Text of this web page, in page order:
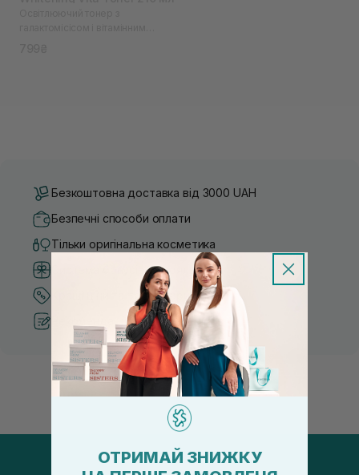
Безкоштовна доставка від 3000 UAH
Безпечні способи оплати
Тільки оригінальна косметика
Система бонусів та лояльності
Кращі ціни та топ товари
Рекомендації від косметологів
ОТРИМАЙ ЗНИЖКУ